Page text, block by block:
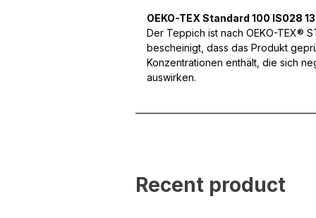
OEKO-TEX Standard 100 IS028
Der Teppich ist nach OEKO-TEX®
bescheinigt, dass das Produkt
Konzentrationen enthält, die sich
auswirken.
Recent product
Notwendig
Notwendige Cookies sind
Beispiel das Bereitstellen